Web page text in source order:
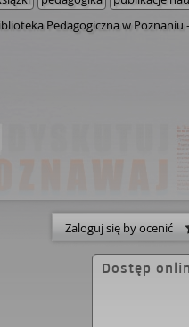
Pedagogiczna w Poznaniu
Zaloguj się by ocenić
Dostęp